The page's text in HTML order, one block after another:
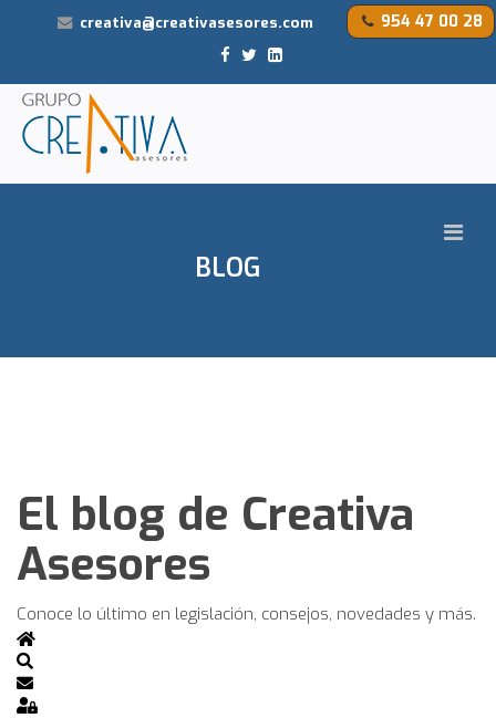
954 47 00 28
creativa@creativasesores.com
BLOG
El blog de Creativa
Asesores
Conoce lo último en legislación, consejos, novedades y más.
Home
Search
Subscribe to blog
Sign In